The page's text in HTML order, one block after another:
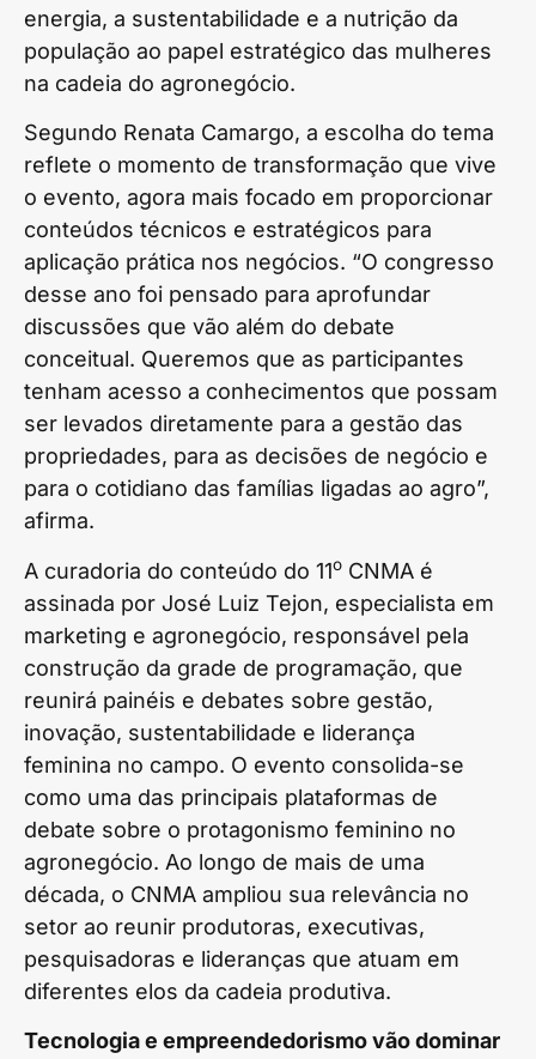
energia, a sustentabilidade e a nutrição da
população ao papel estratégico das mulheres
na cadeia do agronegócio.
Segundo Renata Camargo, a escolha do tema
reflete o momento de transformação que vive
o evento, agora mais focado em proporcionar
conteúdos técnicos e estratégicos para
aplicação prática nos negócios. “O congresso
desse ano foi pensado para aprofundar
discussões que vão além do debate
conceitual. Queremos que as participantes
tenham acesso a conhecimentos que possam
ser levados diretamente para a gestão das
propriedades, para as decisões de negócio e
para o cotidiano das famílias ligadas ao agro”,
afirma.
A curadoria do conteúdo do 11o CNMA é
assinada por José Luiz Tejon, especialista em
marketing e agronegócio, responsável pela
construção da grade de programação, que
reunirá painéis e debates sobre gestão,
inovação, sustentabilidade e liderança
feminina no campo. O evento consolida-se
como uma das principais plataformas de
debate sobre o protagonismo feminino no
agronegócio. Ao longo de mais de uma
década, o CNMA ampliou sua relevância no
setor ao reunir produtoras, executivas,
pesquisadoras e lideranças que atuam em
diferentes elos da cadeia produtiva.
Tecnologia e empreendedorismo vão dominar